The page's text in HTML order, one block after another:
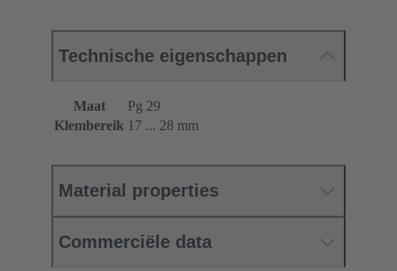
Technische eigenschappen
Maat
Pg 29
Klembereik 17 ... 28 mm
Material properties
Commerciële data